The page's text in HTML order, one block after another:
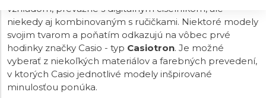
vzhľadom, prevažne s digitálnym číselníkom, ale
niekedy aj kombinovaným s ručičkami. Niektoré modely
svojim tvarom a poňatím odkazujú na vôbec prvé
hodinky značky Casio - typ Casiotron. Je možné
vyberať z niekoľkých materiálov a farebných prevedení,
v ktorých Casio jednotlivé modely inšpirované
minulosťou ponúka.